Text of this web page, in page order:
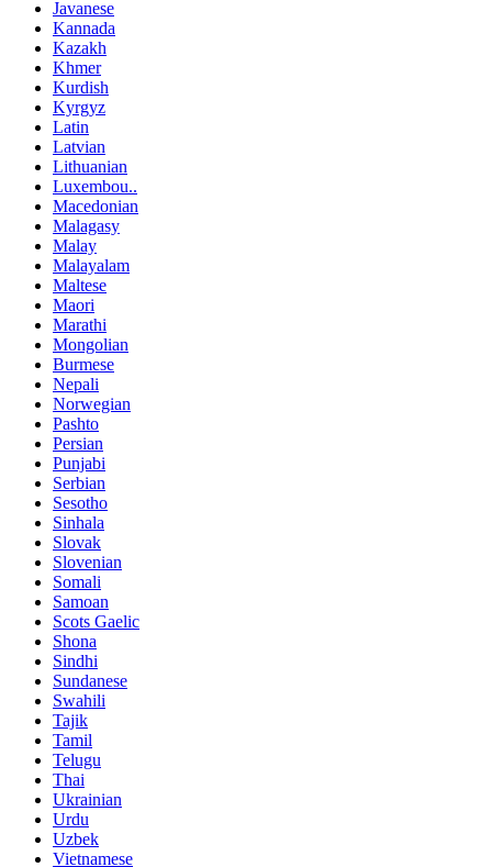
Javanese
Kannada
Kazakh
Khmer
Kurdish
Kyrgyz
Latin
Latvian
Lithuanian
Luxembou..
Macedonian
Malagasy
Malay
Malayalam
Maltese
Maori
Marathi
Mongolian
Burmese
Nepali
Norwegian
Pashto
Persian
Punjabi
Serbian
Sesotho
Sinhala
Slovak
Slovenian
Somali
Samoan
Scots Gaelic
Shona
Sindhi
Sundanese
Swahili
Tajik
Tamil
Telugu
Thai
Ukrainian
Urdu
Uzbek
Vietnamese